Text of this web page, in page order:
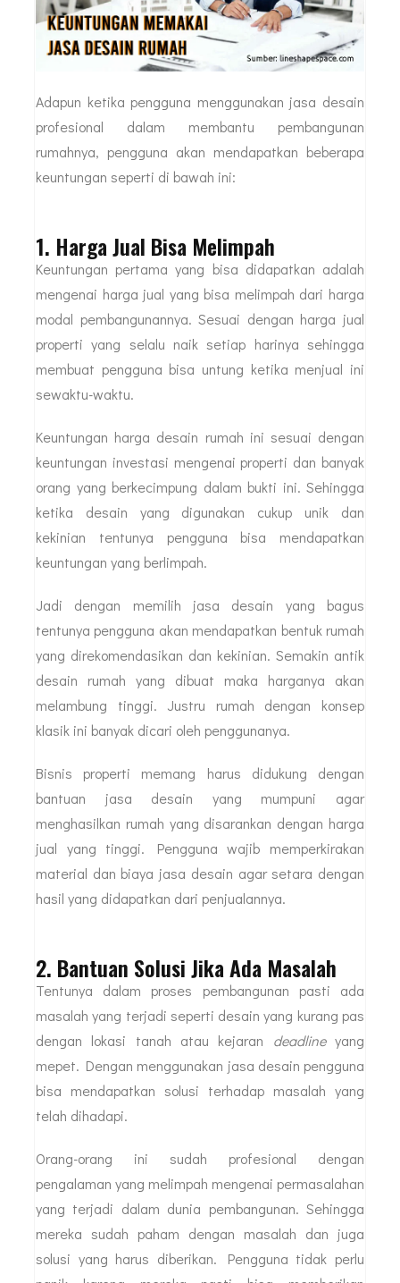
Adapun ketika pengguna menggunakan jasa desain
profesional dalam membantu pembangunan
rumahnya, pengguna akan mendapatkan beberapa
keuntungan seperti di bawah ini:
1. Harga Jual Bisa Melimpah
Keuntungan pertama yang bisa didapatkan adalah
mengenai harga jual yang bisa melimpah dari harga
modal pembangunannya. Sesuai dengan harga jual
properti yang selalu naik setiap harinya sehingga
membuat pengguna bisa untung ketika menjual ini
sewaktu-waktu.
Keuntungan harga desain rumah ini sesuai dengan
keuntungan investasi mengenai properti dan banyak
orang yang berkecimpung dalam bukti ini. Sehingga
ketika desain yang digunakan cukup unik dan
kekinian tentunya pengguna bisa mendapatkan
keuntungan yang berlimpah.
Jadi dengan memilih jasa desain yang bagus
tentunya pengguna akan mendapatkan bentuk rumah
yang direkomendasikan dan kekinian. Semakin antik
desain rumah yang dibuat maka harganya akan
melambung tinggi. Justru rumah dengan konsep
klasik ini banyak dicari oleh penggunanya.
Bisnis properti memang harus didukung dengan
bantuan jasa desain yang mumpuni agar
menghasilkan rumah yang disarankan dengan harga
jual yang tinggi. Pengguna wajib memperkirakan
material dan biaya jasa desain agar setara dengan
hasil yang didapatkan dari penjualannya.
2. Bantuan Solusi Jika Ada Masalah
Tentunya dalam proses pembangunan pasti ada
masalah yang terjadi seperti desain yang kurang pas
dengan lokasi tanah atau kejaran deadlineyang
mepet. Dengan menggunakan jasa desain pengguna
bisa mendapatkan solusi terhadap masalah yang
telah dihadapi.
Orang-orang ini sudah profesional dengan
pengalaman yang melimpah mengenai permasalahan
yang terjadi dalam dunia pembangunan. Sehingga
mereka sudah paham dengan masalah dan juga
solusi yang harus diberikan. Pengguna tidak perlu